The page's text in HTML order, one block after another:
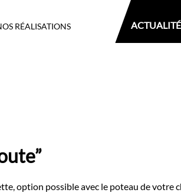
RÉALISATIONS
option possible avec le poteau de votre